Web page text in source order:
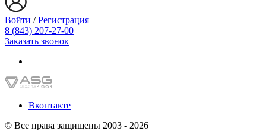
Войти /Регистрация
8 (843) 207-27-00
Заказать звонок
Вконтакте
© Все права защищены 2003 - 2026